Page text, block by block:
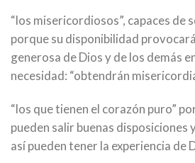
“los misericordiosos”, capaces de
porque su disponibilidad
generosa de Dios y de los demás
necesidad: “obtendrán
“los que tienen el corazón puro”
pueden salir buenas disposiciones
así pueden tener la experiencia de